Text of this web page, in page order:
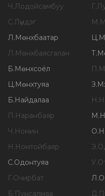
Ч.Лодойсамбуу Г.
С.Лүндэг М.
Л.Мөнхбаатар Ц.
Л.Мөнхбаясгалан Т.
Б.Мөнхсоёл П.
Ц.Мөнхтуяа З.
Б.Найдалаа Н.
П.Наранбаяр М.
Ч.Номин О.
Н.Номтойбаяр Э.
С.Одонтуяа У.
Г.Очирбат Л.
Б.Пунсалмаа Д.